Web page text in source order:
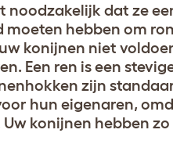
dat ze
hebben om
konijnen niet
Een ren is een
zijn
hun eigenaren,
konijnen hebben